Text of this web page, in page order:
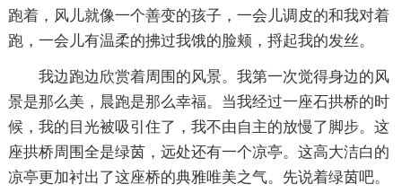
跑着，风儿就像一个善变的孩子，一会儿调皮的和我对着
跑，一会儿有温柔的拂过我饿的脸颊，捋起我的发丝。
我边跑边欣赏着周围的风景。我第一次觉得身边的风
景是那么美，晨跑是那么幸福。当我经过一座石拱桥的时
候，我的目光被吸引住了，我不由自主的放慢了脚步。这
座拱桥周围全是绿茵，远处还有一个凉亭。这高大洁白的
凉亭更加衬出了这座桥的典雅唯美之气。先说着绿茵吧。